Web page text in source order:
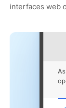
interfaces web